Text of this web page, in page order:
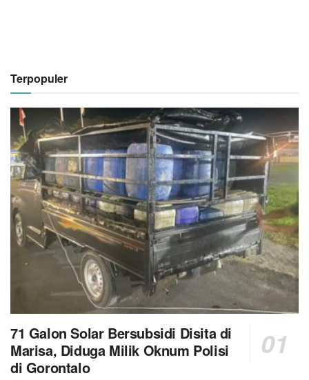
Terpopuler
71 Galon Solar Bersubsidi Disita di
Marisa, Diduga Milik Oknum Polisi
di Gorontalo